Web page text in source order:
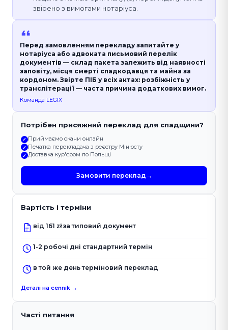
звірено з вимогами нотаріуса.
Перед замовленням перекладу запитайте у
нотаріуса або адвоката письмовий перелік
документів — склад пакета залежить від наявності
заповіту, місця смерті спадкодавця та майна за
кордоном. Звірте ПІБ у всіх актах: розбіжність у
транслітерації — часта причина додаткових вимог.
Команда LEGIX
Потрібен присяжний переклад для спадщини?
✓ Приймаємо скани онлайн
✓ Печатка перекладача з реєстру Мінюсту
✓ Доставка кур'єром по Польщі
Замовити переклад →
Вартість і терміни
від 161 zł за типовий документ
1-2 робочі дні стандартний термін
в той же день терміновий переклад
Деталі на cennik →
Часті питання